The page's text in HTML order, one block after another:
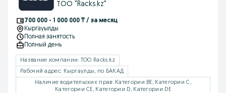
рейсы
ТОО "Racks.kz"
700 000 - 1 000 000 ₸ / за месяц
Кыргауылды
Полная занятость
Полный день
Название компании: ТОО Racks.kz
Рабочий адрес: Кыргаулды, по БАКАД
Наличие водительских прав: Категории BE, Категории C,
Категории CE, Категории D, Категории DE